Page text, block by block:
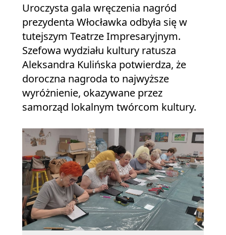
Uroczysta gala wręczenia nagród
prezydenta Włocławka odbyła się w
tutejszym Teatrze Impresaryjnym.
Szefowa wydziału kultury ratusza
Aleksandra Kulińska potwierdza, że
doroczna nagroda to najwyższe
wyróżnienie, okazywane przez
samorząd lokalnym twórcom kultury.